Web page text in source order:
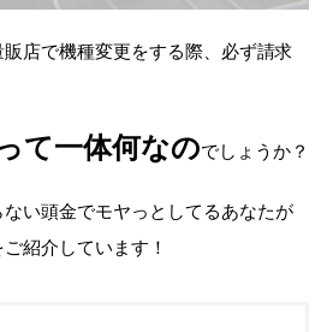
販店で機種変更をする際、必ず請求
て一体何なのでしょうか？
い頭金でモヤっとしてるあなたが
ご紹介しています！